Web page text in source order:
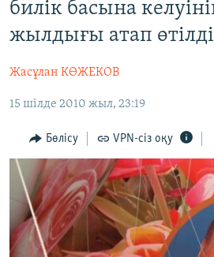
content
to
main
Navigation
Skip
Search
АДАМ ҚҰҚЫҚТАРЫ
ӘЛЕУМЕТ
ӘЛЕМ
АРНАЙЫ ЖОБАЛАР
Русский
ЖАЗЫЛЫҢЫЗ
билік басына
жылдығы атап өтілді
Жасұлан КӨЖЕКОВ
15 шілде 2010 жыл, 23:19
Бөлісу VPN-сіз оқу